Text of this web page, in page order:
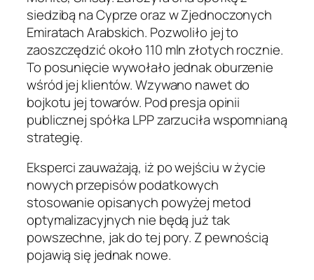
siedzibą na Cyprze oraz w Zjednoczonych
Emiratach Arabskich. Pozwoliło jej to
zaoszczędzić około 110 mln złotych rocznie.
To posunięcie wywołało jednak oburzenie
wśród jej klientów. Wzywano nawet do
bojkotu jej towarów. Pod presja opinii
publicznej spółka LPP zarzuciła wspomnianą
strategię.
Eksperci zauważają, iż po wejściu w życie
nowych przepisów podatkowych
stosowanie opisanych powyżej metod
optymalizacyjnych nie będą już tak
powszechne, jak do tej pory. Z pewnością
pojawią się jednak nowe.